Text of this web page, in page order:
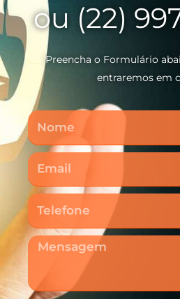
ou (22)
Preencha o Formulário
entraremos em
Nome
Email
Telefone
Mensagem